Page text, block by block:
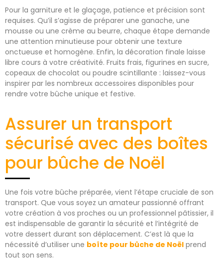
Pour la garniture et le glaçage, patience et précision sont
requises. Qu’il s’agisse de préparer une ganache, une
mousse ou une crème au beurre, chaque étape demande
une attention minutieuse pour obtenir une texture
onctueuse et homogène. Enfin, la décoration finale laisse
libre cours à votre créativité. Fruits frais, figurines en sucre,
copeaux de chocolat ou poudre scintillante : laissez-vous
inspirer par les nombreux accessoires disponibles pour
rendre votre bûche unique et festive.
Assurer un transport
sécurisé avec des boîtes
pour bûche de Noël
Une fois votre bûche préparée, vient l’étape cruciale de son
transport. Que vous soyez un amateur passionné offrant
votre création à vos proches ou un professionnel pâtissier, il
est indispensable de garantir la sécurité et l’intégrité de
votre dessert durant son déplacement. C’est là que la
nécessité d’utiliser une boîte pour bûche de Noël prend
tout son sens.